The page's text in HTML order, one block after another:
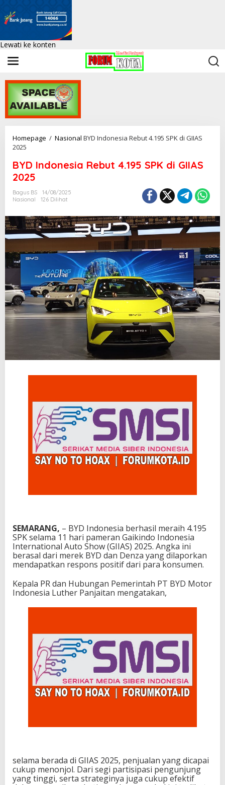
Lewati ke konten
Homepage / Nasional BYD Indonesia Rebut 4.195 SPK di GIIAS
2025
BYD Indonesia Rebut 4.195 SPK di GIIAS
2025
Bagus BS
14/08/2025
Nasional
126 Dilihat
SEMARANG, – BYD Indonesia berhasil meraih 4.195
SPK selama 11 hari pameran Gaikindo Indonesia
International Auto Show (GIIAS) 2025. Angka ini
berasal dari merek BYD dan Denza yang dilaporkan
mendapatkan respons positif dari para konsumen.
Kepala PR dan Hubungan Pemerintah PT BYD Motor
Indonesia Luther Panjaitan mengatakan,
selama berada di GIIAS 2025, penjualan yang dicapai
cukup menonjol. Dari segi partisipasi pengunjung
yang tinggi, serta strateginya juga cukup efektif